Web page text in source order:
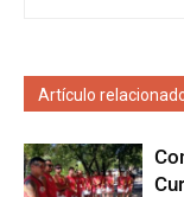
Artículo